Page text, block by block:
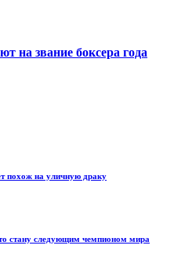
на звание боксера года
похож на уличную драку
стану следующим чемпионом мира